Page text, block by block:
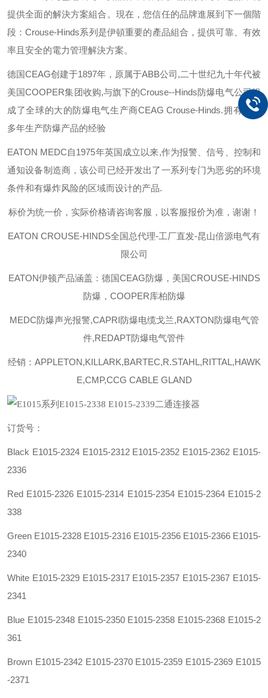
提供全面的解決方案組合。現在，您信任的品牌進展到下一個階
段：Crouse-Hinds系列是伊頓重要的產品組合，提供可靠、有效
率且安全的電力管理解決方案。
德国CEAG创建于1897年，原属于ABB公司,二十世纪九十年代被
美国COOPER集团收购,与旗下的Crouse--Hinds防爆电气公司组
成了全球的大的防爆电气生产商CEAG Crouse-Hinds.拥有一百
多年生产防爆产品的经验
EATON MEDC自1975年英国成立以来,作为报警、信号、控制和
通知设备制造商，该公司已经开发出了一系列专门为恶劣的环境
条件和有爆炸风险的区域而设计的产品.
标价为统一价，实际价格请咨询客服，以客服报价为准，谢谢！
EATON CROUSE-HINDS全国总代理-工厂直发-昆山倍源电气有
限公司
EATON伊顿产品涵盖：德国CEAG防爆，美国CROUSE-HINDS
防爆，COOPER库柏防爆
MEDC防爆声光报警,CAPRI防爆电缆戈兰,RAXTON防爆电气管
件,REDAPT防爆电气管件
经销：APPLETON,KILLARK,BARTEC,R.STAHL,RITTAL,HAWK
E,CMP,CCG CABLE GLAND
订货号：
Black E1015-2324 E1015-2312 E1015-2352 E1015-2362 E1015-
2336
Red E1015-2326 E1015-2314 E1015-2354 E1015-2364 E1015-2
338
Green E1015-2328 E1015-2316 E1015-2356 E1015-2366 E1015-
2340
White E1015-2329 E1015-2317 E1015-2357 E1015-2367 E1015-
2341
Blue E1015-2348 E1015-2350 E1015-2358 E1015-2368 E1015-2
361
Brown E1015-2342 E1015-2370 E1015-2359 E1015-2369 E1015
-2371